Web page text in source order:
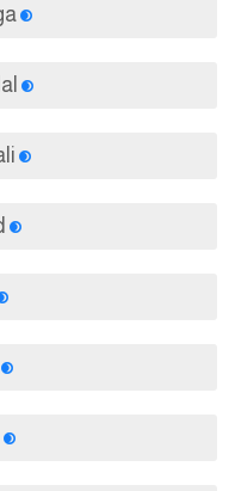
Khouribga